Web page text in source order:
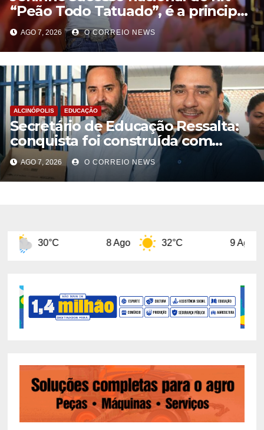
“Peão Todo Tatuado”, é a principal
atração desta sexta-feira (7) da
Semana Nordestina de Chapadão
do Sul
AGO 7, 2026 O CORREIO NEWS
ALCINÓPOLIS EDUCAÇÃO
Secretário de Educação Ressalta:
conquista foi construída com
planejamento pedagógico,
AGO 7, 2026 O CORREIO NEWS
8 Ago 32°C 9 Ago 31°C